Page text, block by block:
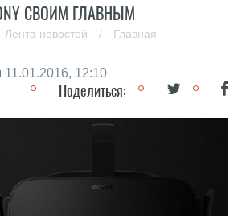
СВОИМ ГЛАВНЫМ
Лента новостей / Главная
11.01.2016, 12:10
Поделиться: